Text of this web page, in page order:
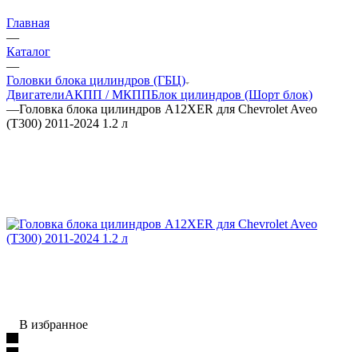
Главная
—
Каталог
—
Головки блока цилиндров (ГБЦ)
ДвигателиАКПП / МКППБлок цилиндров (Шорт блок)
—Головка блока цилиндров A12XER для Chevrolet Aveo
(T300) 2011-2024 1.2 л
В избранное